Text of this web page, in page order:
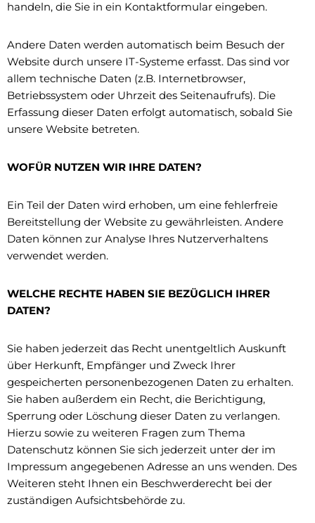
handeln, die Sie in ein Kontaktformular eingeben.
Andere Daten werden automatisch beim Besuch der
Website durch unsere IT-Systeme erfasst. Das sind vor
allem technische Daten (z.B. Internetbrowser,
Betriebssystem oder Uhrzeit des Seitenaufrufs). Die
Erfassung dieser Daten erfolgt automatisch, sobald Sie
unsere Website betreten.
WOFÜR NUTZEN WIR IHRE DATEN?
Ein Teil der Daten wird erhoben, um eine fehlerfreie
Bereitstellung der Website zu gewährleisten. Andere
Daten können zur Analyse Ihres Nutzerverhaltens
verwendet werden.
WELCHE RECHTE HABEN SIE BEZÜGLICH IHRER
DATEN?
Sie haben jederzeit das Recht unentgeltlich Auskunft
über Herkunft, Empfänger und Zweck Ihrer
gespeicherten personenbezogenen Daten zu erhalten.
Sie haben außerdem ein Recht, die Berichtigung,
Sperrung oder Löschung dieser Daten zu verlangen.
Hierzu sowie zu weiteren Fragen zum Thema
Datenschutz können Sie sich jederzeit unter der im
Impressum angegebenen Adresse an uns wenden. Des
Weiteren steht Ihnen ein Beschwerderecht bei der
zuständigen Aufsichtsbehörde zu.